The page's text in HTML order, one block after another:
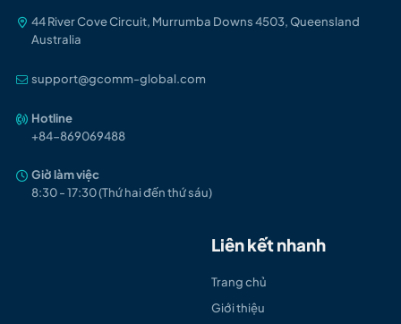
44 River Cove Circuit, Murrumba Downs 4503, Queensland
Australia
support@gcomm-global.com
Hotline
+84-869069488
Giờ làm việc
8:30 - 17:30 (Thứ hai đến thứ sáu)
Liên kết nhanh
Trang chủ
Giới thiệu